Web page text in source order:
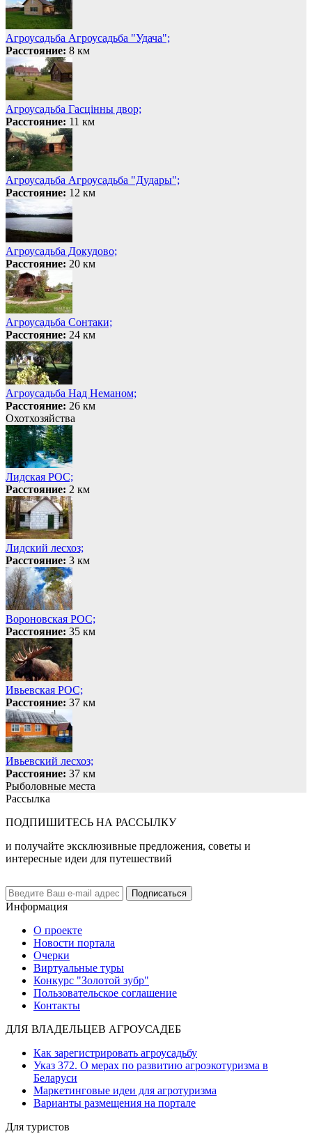
Агроусадьба Агроусадьба "Удача";
Расстояние: 8 км
Агроусадьба Гасцiнны двор;
Расстояние: 11 км
Агроусадьба Агроусадьба "Дудары";
Расстояние: 12 км
Агроусадьба Докудово;
Расстояние: 20 км
Агроусадьба Сонтаки;
Расстояние: 24 км
Агроусадьба Над Неманом;
Расстояние: 26 км
Охотхозяйства
Лидская РОС;
Расстояние: 2 км
Лидский лесхоз;
Расстояние: 3 км
Вороновская РОС;
Расстояние: 35 км
Ивьевская РОС;
Расстояние: 37 км
Ивьевский лесхоз;
Расстояние: 37 км
Рыболовные места
Рассылка
ПОДПИШИТЕСЬ НА РАССЫЛКУ
и получайте эксклюзивные предложения, советы и
интересные идеи для путешествий
Подписаться
Информация
О проекте
Новости портала
Очерки
Виртуальные туры
Конкурс "Золотой зубр"
Пользовательское соглашение
Контакты
ДЛЯ ВЛАДЕЛЬЦЕВ АГРОУСАДЕБ
Как зарегистрировать агроусадьбу
Указ 372. О мерах по развитию агроэкотуризма в
Беларуси
Маркетинговые идеи для агротуризма
Варианты размещения на портале
Для туристов